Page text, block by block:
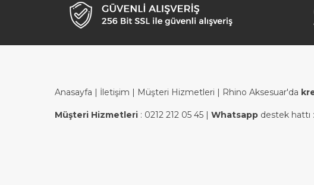
Anasayfa | İletişim | Müşteri Hizmetleri | Rhino Aksesuar'da
Müşteri Hizmetleri : 0212 212 05 45 | Whatsapp destek hattı :